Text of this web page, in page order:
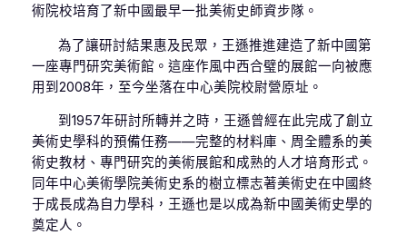
術院校培育了新中國最早一批美術史師資步隊。
為了讓研討結果惠及民眾，王遜推進建造了新中國第
一座專門研究美術館。這座作風中西合璧的展館一向被應
用到2008年，至今坐落在中心美院校尉營原址。
到1957年研討所轉并之時，王遜曾經在此完成了創立
美術史學科的預備任務——完整的材料庫、周全體系的美
術史教材、專門研究的美術展館和成熟的人才培育形式。
同年中心美術學院美術史系的樹立標志著美術史在中國終
于成長成為自力學科，王遜也是以成為新中國美術史學的
奠定人。